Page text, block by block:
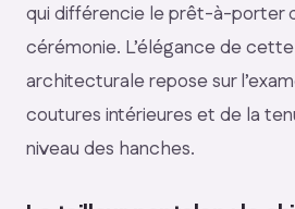
qui différencie le prêt-à-porter
cérémonie. L’élégance de
architecturale repose sur
coutures intérieures et de la
niveau des hanches.